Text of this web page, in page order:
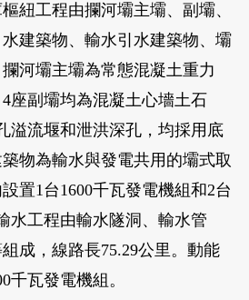
紐工程由攔河壩主壩、副壩、
建築物、輸水引水建築物、壩
河壩主壩為常態混凝土重力
座副壩均為混凝土心墻土石
溢流堰和泄洪深孔，均採用底
物為輸水與發電共用的壩式取
置1台1600千瓦發電機組和2台
水工程由輸水隧洞、輸水管
成，線路長75.29公里。動能
千瓦發電機組。